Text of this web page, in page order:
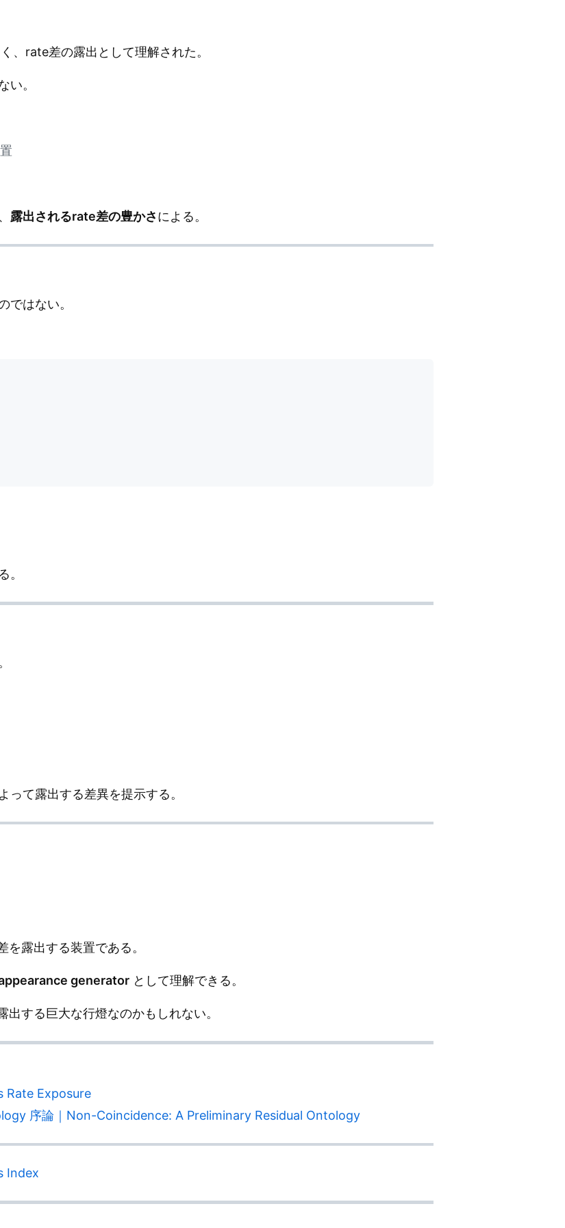
、rate差の露出として理解された。
い。
露出されるrate差の豊かさによる。
ではない。
。
って露出する差異を提示する。
露出する装置である。
generator として理解できる。
する巨大な行燈なのかもしれない。
Rate Exposure
序論｜Non-Coincidence: A Preliminary Residual Ontology
Index